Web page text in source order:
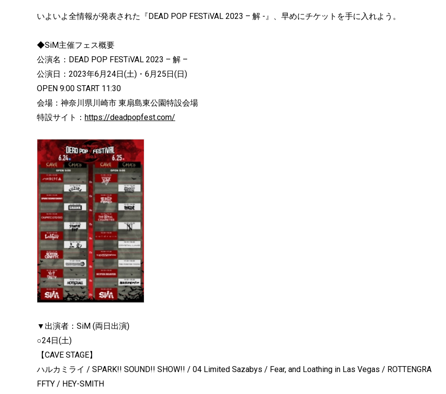
いよいよ全情報が発表された『DEAD POP FESTiVAL 2023 – 解 -』、早めにチケットを手に入れよう。
◆SiM主催フェス概要
公演名：DEAD POP FESTiVAL 2023 – 解 –
公演日：2023年6月24日(土)・6月25日(日)
OPEN 9:00 START 11:30
会場：神奈川県川崎市 東扇島東公園特設会場
特設サイト： https://deadpopfest.com/
▼出演者：SiM (両日出演)
○24日(土)
【CAVE STAGE】
ハルカミライ / SPARK!! SOUND!! SHOW!! / 04 Limited Sazabys / Fear, and Loathing in Las Vegas / ROTTENGRA
FFTY / HEY-SMITH